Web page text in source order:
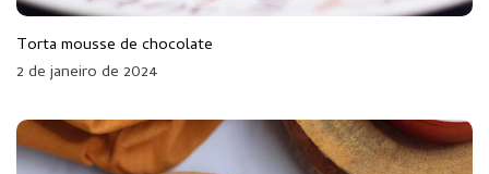
Torta mousse de chocolate
2 de janeiro de 2024